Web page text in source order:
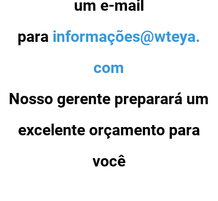
um e-mail
para informações@wteya.
com
Nosso gerente preparará um
excelente orçamento para
você